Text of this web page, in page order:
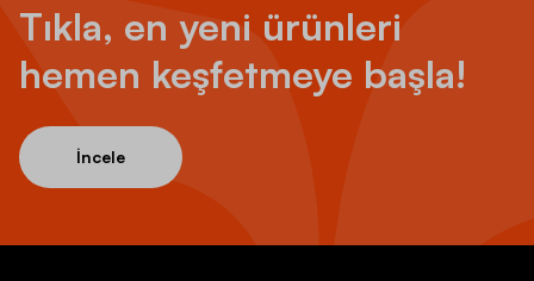
Tıkla, en yeni ürünleri
hemen keşfetmeye başla!
İncele